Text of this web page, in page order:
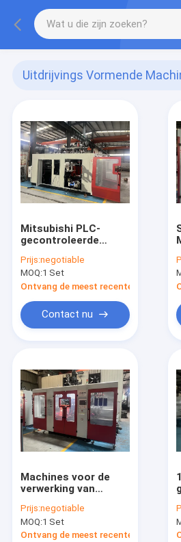
Uitdrijvings Vormende
Mitsubishi PLC-
gecontroleerde
met 540 mm
plaatstrekking en
bimetalische
schroefvat
Prijs:negotiable
MOQ:1 Set
Ontvang de meest recente Prijs
Contact nu
Machines voor de
verwerking van
Extrusie-gietmachine
voor HDPE EVOH AD-
materiaal
Prijs:negotiable
MOQ:1 Set
Ontvang de meest recente Prijs